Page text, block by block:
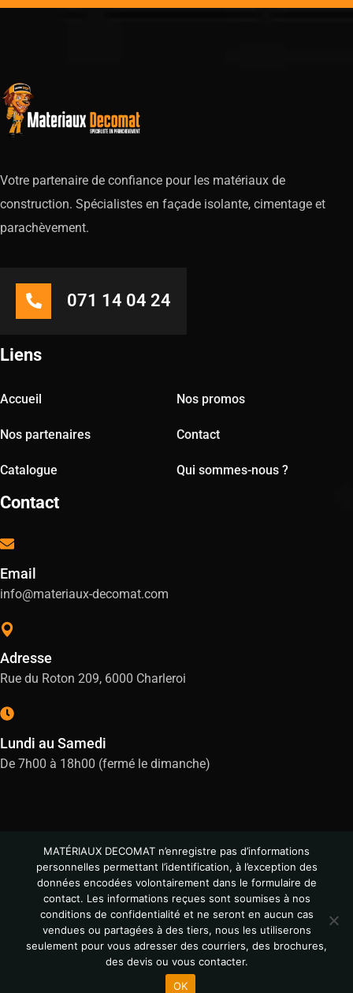
Votre partenaire de confiance pour les matériaux de
construction. Spécialistes en façade isolante, cimentage et
parachèvement.
071 14 04 24
Liens
Accueil Nos promos
Nos partenaires Contact
Catalogue Qui sommes-nous ?
Contact
Email
info@materiaux-decomat.com
Adresse
Rue du Roton 209, 6000 Charleroi
Lundi au Samedi
De 7h00 à 18h00 (fermé le dimanche)
© All Copyright 2024
MATÉRIAUX DECOMAT n’enregistre pas d’informations
personnelles permettant l’identification, à l’exception des
données encodées volontairement dans le formulaire de
contact. Les informations reçues sont soumises à nos
conditions de confidentialité et ne seront en aucun cas
vendues ou partagées à des tiers, nous les utiliserons
seulement pour vous adresser des courriers, des brochures,
des devis ou vous contacter.
OK